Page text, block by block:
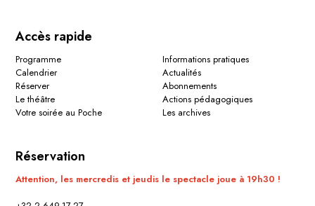
Accès rapide
Programme
Calendrier
Réserver
Le théâtre
Votre soirée au Poche
Informations pratiques
Actualités
Abonnements
Actions pédagogiques
Les archives
Réservation
Attention, les mercredis et jeudis le spectacle joue à 19h30 !